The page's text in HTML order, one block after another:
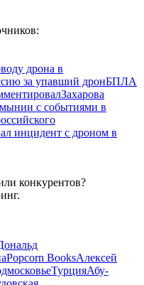
дрона в
за упавший дронБПЛА
Захарова
с событиями в
инцидент с дроном в
конкурентов?
Popcorn BooksАлексей
ТурцияАбу-